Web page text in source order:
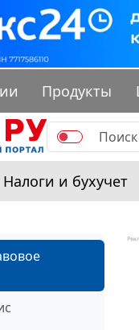
Продукты
Налоги и бухучет